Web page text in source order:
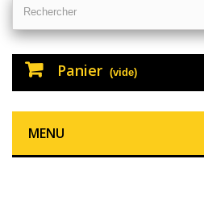
Panier (vide)
MENU